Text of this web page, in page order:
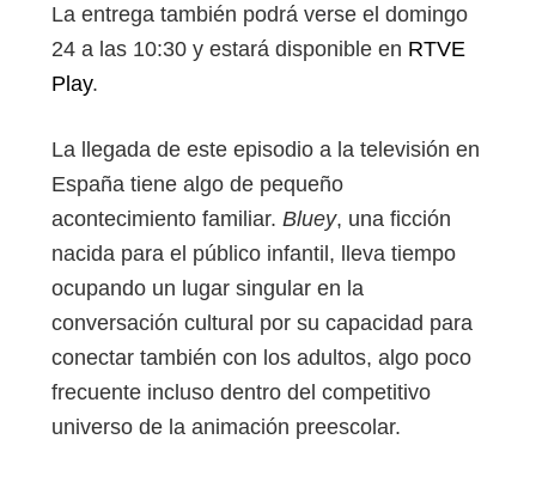
La entrega también podrá verse el domingo
24 a las 10:30 y estará disponible en RTVE
Play.
La llegada de este episodio a la televisión en
España tiene algo de pequeño
acontecimiento familiar. Bluey, una ficción
nacida para el público infantil, lleva tiempo
ocupando un lugar singular en la
conversación cultural por su capacidad para
conectar también con los adultos, algo poco
frecuente incluso dentro del competitivo
universo de la animación preescolar.